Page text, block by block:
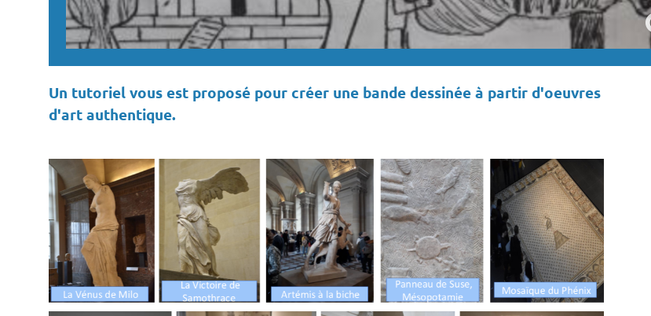
Un tutoriel vous est proposé pour créer une bande dessinée à partir d'oeuvres
d'art authentique.